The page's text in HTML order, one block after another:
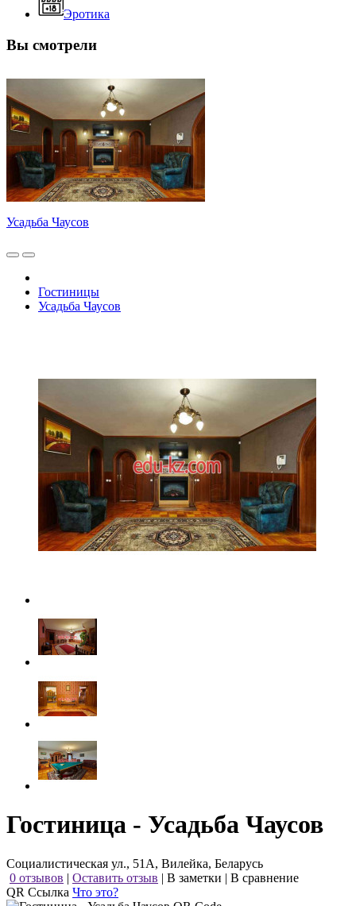
Эротика
Вы смотрели
Усадьба Чаусов
Гостиницы
Усадьба Чаусов
Гостиница - Усадьба Чаусов
Социалистическая ул., 51А, Вилейка, Беларусь
0 отзывов | Оставить отзыв | В заметки | В сравнение
QR Ссылка Что это?